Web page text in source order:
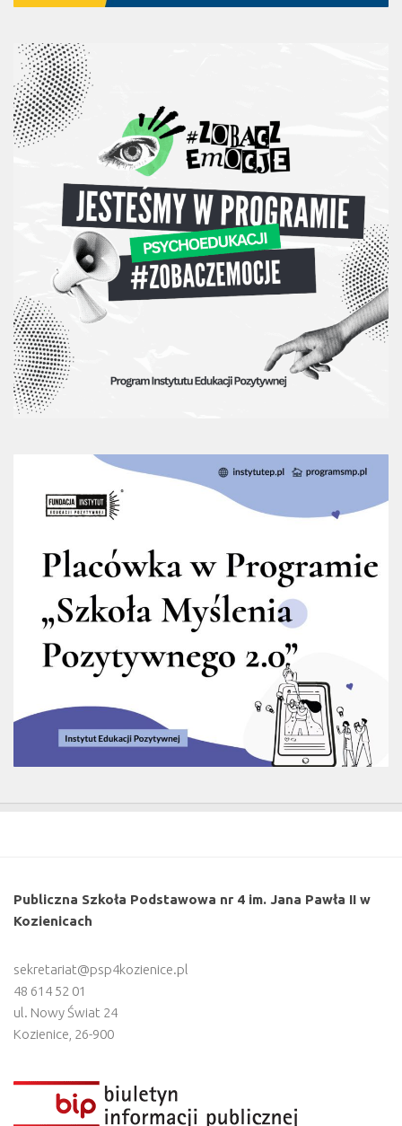
Publiczna Szkoła Podstawowa nr 4 im. Jana Pawła II w
Kozienicach
sekretariat@psp4kozienice.pl
48 614 52 01
ul. Nowy Świat 24
Kozienice 26-900